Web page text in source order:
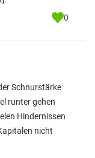
0
Schnurstärke
runter gehen
Hindernissen
nicht